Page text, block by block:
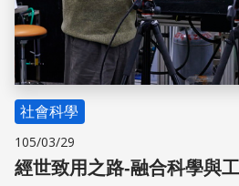
社會科學
105/03/29
經世致用之路-融合科學與